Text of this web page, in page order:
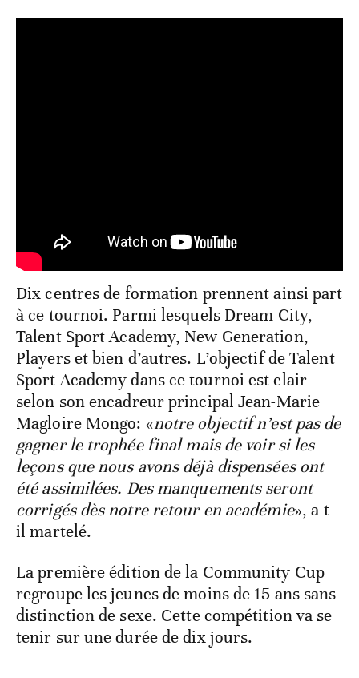
Dix centres de formation prennent ainsi part
à ce tournoi. Parmi lesquels Dream City,
Talent Sport Academy, New Generation,
Players et bien d’autres. L’objectif de Talent
Sport Academy dans ce tournoi est clair
selon son encadreur principal Jean-Marie
Magloire Mongo: «notre objectif n’est pas de
gagner le trophée final mais de voir si les
leçons que nous avons déjà dispensées ont
été assimilées. Des manquements seront
corrigés dès notre retour en académie», a-t-
il martelé.
La première édition de la Community Cup
regroupe les jeunes de moins de 15 ans sans
distinction de sexe. Cette compétition va se
tenir sur une durée de dix jours.